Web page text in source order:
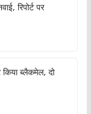
रिपोर्ट पर
किया ब्लैकमेल, दो